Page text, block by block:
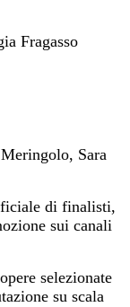
Fragasso
Sara
di finalisti,
sui canali
selezionate
su scala